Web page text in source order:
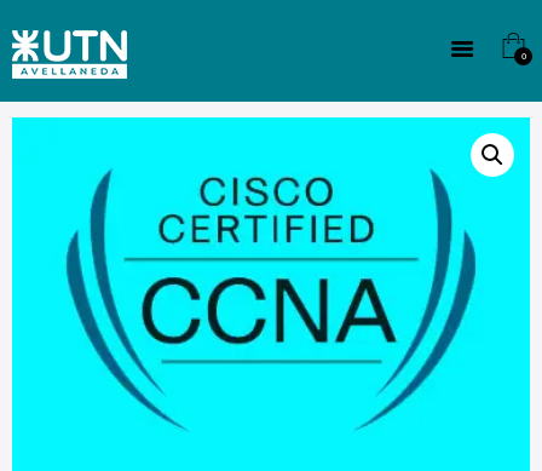
0
CULTURA
SEDE G. PANE (MITRE)
CONTACTO